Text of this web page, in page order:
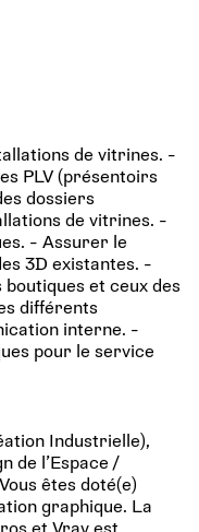
de vitrines. -
PLV (présentoirs
dossiers
de vitrines. -
- Assurer le
3D existantes. -
et ceux des
différents
interne. -
pour le service
Industrielle),
de l’Espace /
êtes doté(e)
graphique. La
et Vray est